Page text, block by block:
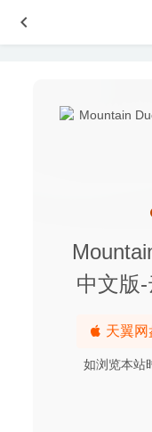
中文版
天翼网
如浏览本站
Umbrella 1.1.1 for
愤怒的小鸟重制
2024-09-03
TG Pro 2.103 –
Chaos Control
Clipsy 2.2 – 剪切